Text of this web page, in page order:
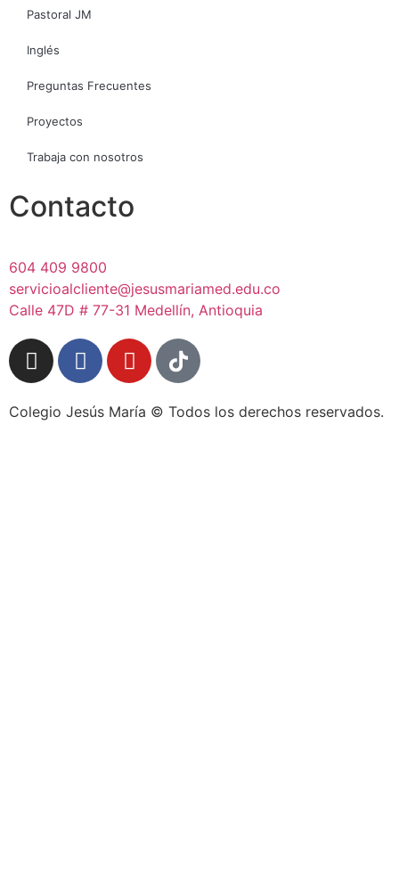
Pastoral JM
Inglés
Preguntas Frecuentes
Proyectos
Trabaja con nosotros
Contacto
604 409 9800
servicioalcliente@jesusmariamed.edu.co
Calle 47D # 77-31 Medellín, Antioquia
Colegio Jesús María © Todos los derechos reservados.